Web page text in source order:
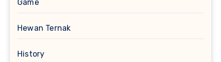
Game
Hewan Ternak
History